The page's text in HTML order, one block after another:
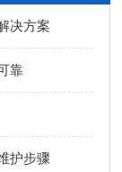
决方案
靠
护步骤